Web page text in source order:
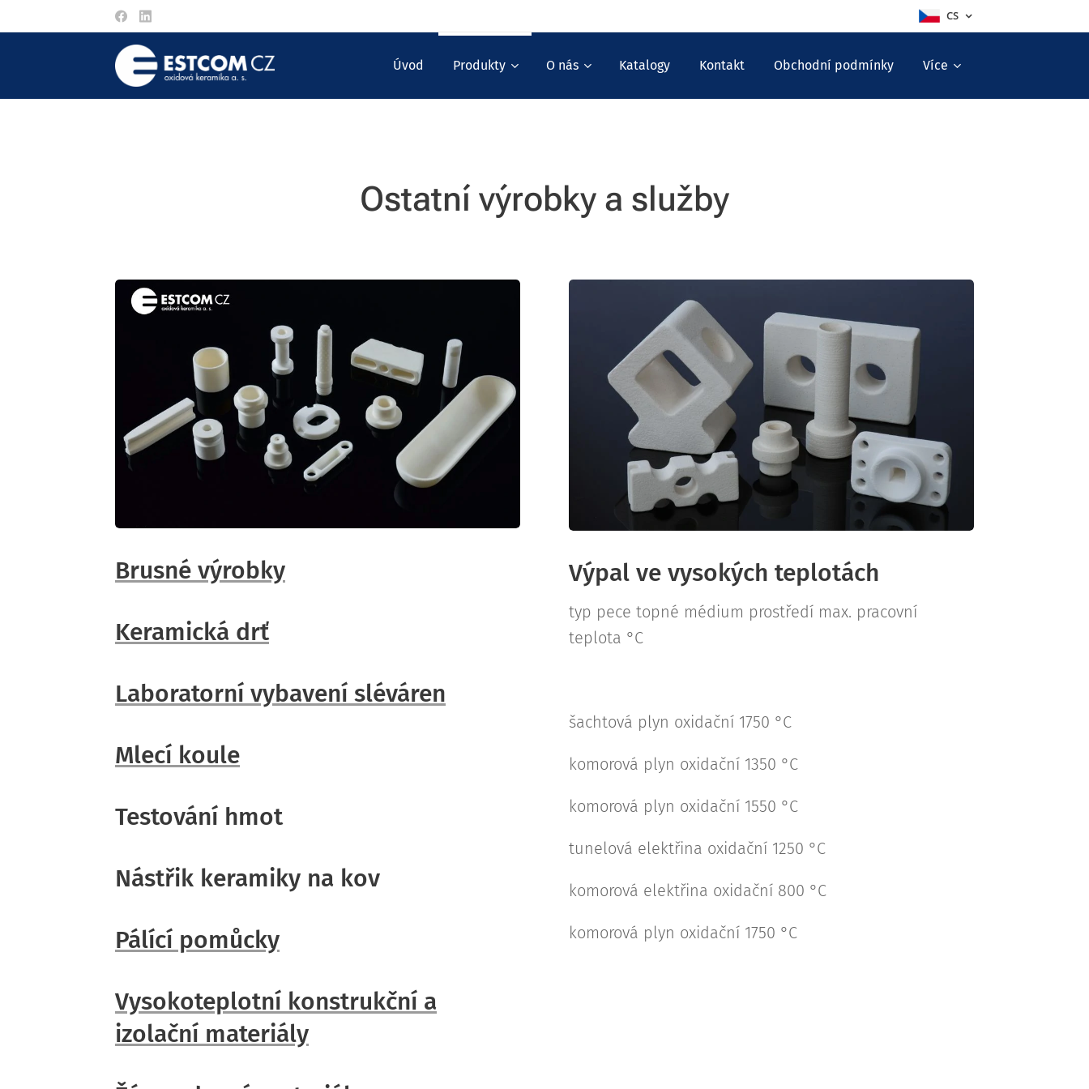
CS
Úvod Produkty O nás Katalogy Kontakt Obchodní podmínky Více
Ostatní výrobky a služby
Brusné výrobky
Keramická drť
Laboratorní vybavení sléváren
Mlecí koule
Testování hmot
Nástřik keramiky na kov
Pálící pomůcky
Vysokoteplotní konstrukční a
izolační materiály
Výpal ve vysokých teplotách
typ pece topné médium prostředí max. pracovní
teplota °C
šachtová plyn oxidační 1750 °C
komorová plyn oxidační 1350 °C
komorová plyn oxidační 1550 °C
tunelová elektřina oxidační 1250 °C
komorová elektřina oxidační 800 °C
komorová plyn oxidační 1750 °C